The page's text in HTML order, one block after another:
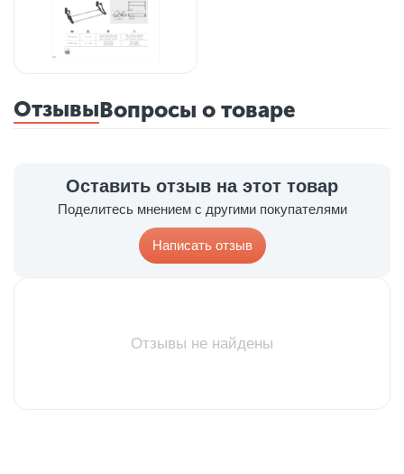
ОтзывыВопросы о товаре
Оставить отзыв на этот товар
Поделитесь мнением с другими покупателями
Написать отзыв
Отзывы не найдены